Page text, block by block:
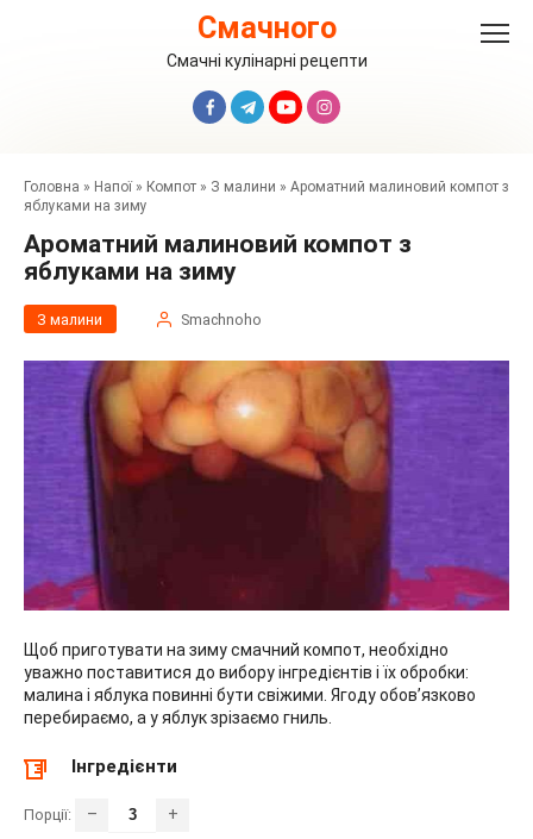
Смачного
Смачні кулінарні рецепти
Головна » Напої» Компот » З малини » Ароматний малиновий компот з
яблуками на зиму
Ароматний малиновий компот з
яблуками на зиму
З малини Smachnoho
Щоб приготувати на зиму смачний компот, необхідно
уважно поставитися до вибору інгредієнтів і їх обробки:
малина і яблука повинні бути свіжими. Ягоду обов’язково
перебираємо, а у яблук зрізаємо гниль.
Інгредієнти
Порції: – +